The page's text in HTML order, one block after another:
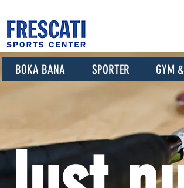
BOKA BANA SPORTER GYM